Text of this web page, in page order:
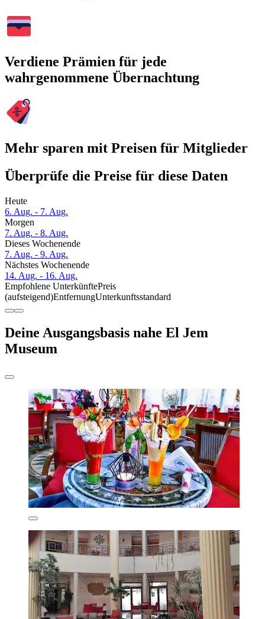
Verdiene Prämien für jede
wahrgenommene Übernachtung
Mehr sparen mit Preisen für Mitglieder
Überprüfe die Preise für diese Daten
Heute
6. Aug. - 7. Aug.
Morgen
7. Aug. - 8. Aug.
Dieses Wochenende
7. Aug. - 9. Aug.
Nächstes Wochenende
14. Aug. - 16. Aug.
Empfohlene UnterkünftePreis
(aufsteigend)EntfernungUnterkunftsstandard
Deine Ausgangsbasis nahe El Jem
Museum